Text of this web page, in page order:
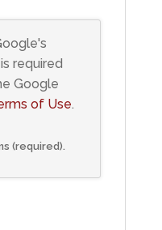
required
Google
of Use.
(required).